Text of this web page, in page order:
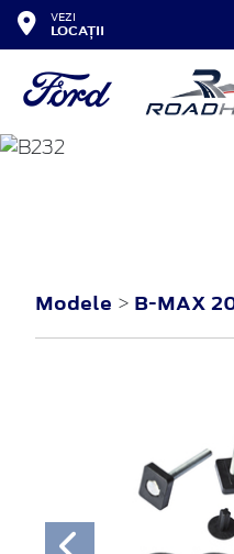
VEZI
LOCAȚII
Modele > B-MAX